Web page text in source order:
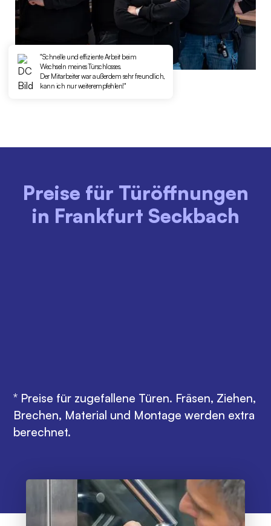
"Schnelle und effiziente Arbeit beim
Wechseln meines Türschlosses.
Der Mitarbeiter war außerdem sehr freundlich,
kann ich nur weiterempfehlen!"
Preise für Türöffnungen
in Frankfurt Seckbach
* Preise für zugefallene Türen. Fräsen, Ziehen,
Brechen, Material und Montage werden extra
berechnet.